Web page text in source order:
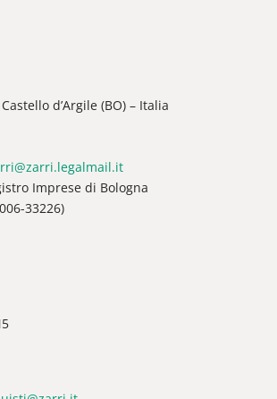
d’Argile (BO) – Italia
Imprese di Bologna
33226)